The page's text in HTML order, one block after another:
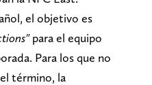
el objetivo es
para el equipo
Para los que no
término, la